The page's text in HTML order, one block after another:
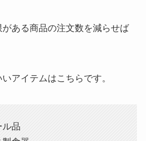
ある商品の注文数を減らせば
アイテムはこちらです。
ル品